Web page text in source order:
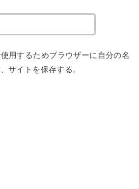
用するためブラウザーに自分の名
サイトを保存する。